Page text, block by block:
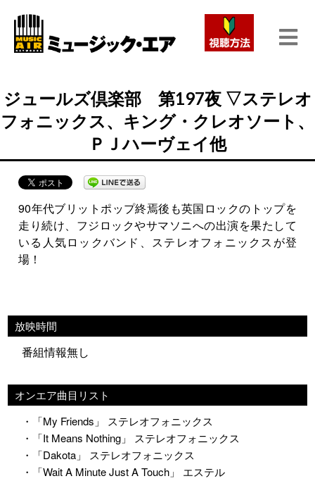
ジュールズ倶楽部 第197夜 ▽ステレオ
フォニックス、キング・クレオソート、
ＰＪハーヴェイ他
90年代ブリットポップ終焉後も英国ロックのトップを
走り続け、フジロックやサマソニへの出演を果たして
いる人気ロックバンド、ステレオフォニックスが登
場！
放映時間
番組情報無し
オンエア曲目リスト
・「My Friends」 ステレオフォニックス
・「It Means Nothing」 ステレオフォニックス
・「Dakota」 ステレオフォニックス
・「Wait A Minute Just A Touch」 エステル